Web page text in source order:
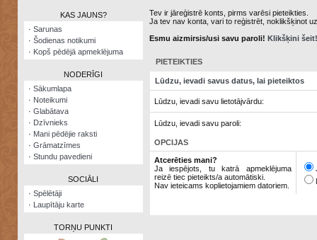
Šodienas
notikumi
Visatcera
almanahs
Arhīvs
KAS JAUNS?
· Sarunas
· Šodienas notikumi
· Kopš pēdējā apmeklējuma
NODERĪGI
· Sākumlapa
· Noteikumi
· Glabātava
· Dzīvnieks
· Mani pēdējie raksti
· Grāmatzīmes
· Stundu pavedieni
SOCIĀLI
· Spēlētāji
· Laupītāju karte
TORŅU PUNKTI
Tev ir jāreģistrē konts, pirms varēsi pieteikties.
Ja tev nav konta, vari to reģistrēt, noklikšķinot
Esmu aizmirsis/usi savu paroli! Klikšķini šeit!
PIETEIKTIES
Lūdzu, ievadi savus datus, lai pieteiktos
Lūdzu, ievadi savu lietotājvārdu:
Lūdzu, ievadi savu paroli:
OPCIJAS
Atcerēties mani?
Ja iespējots, tu katrā apmeklējuma
reizē tiec pieteikts/a automātiski.
Nav ieteicams koplietojamiem datoriem.